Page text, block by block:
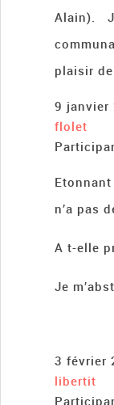
Alain).
plaisir
9 janvier
flolet
n’a pas
A t-elle
Je
3 février
libertit